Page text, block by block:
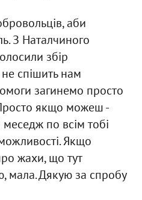
аби
З Наталчиного
збір
спішить нам
загинемо просто
якщо можеш -
по всім тобі
Якщо
жахи, що тут
мала. Дякую за спробу